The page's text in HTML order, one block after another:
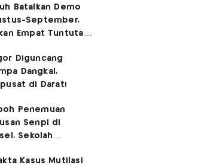
Bunker
Batalkan Demo
September,
Empat Tuntutan
Diguncang
Dangkal,
di Darat!
Penemuan
Senpi di
Sekolah
Eskul
Kasus Mutilasi